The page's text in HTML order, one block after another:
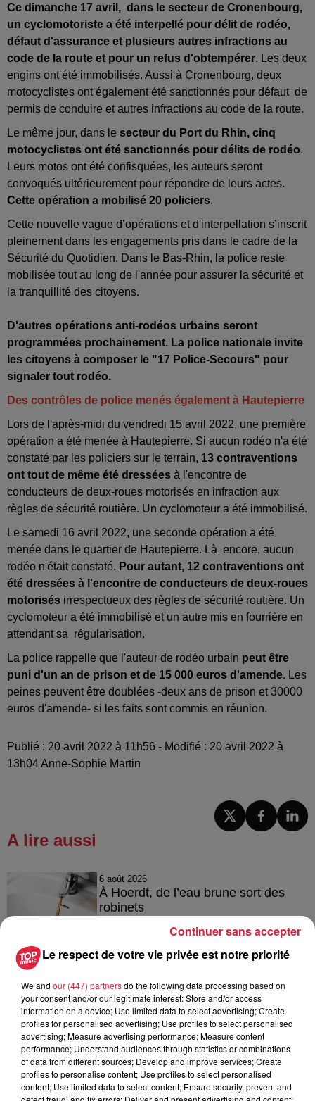
Ce dimanche 17 avril, dans le secteur de Cronenbourg,
un cyclomotoriste a été interpellé pour délit de rodéo,
défaut d'assurance et plusieurs autres infractions au
code de la route et pour un refus d'obtempérer. Les deux
engins ont été immobilisés. Aussi à Cronenbourg, deux
motocyclistes ont également été sanctionnés pour défaut de
permis de conduire et autres infractions au code de la route.
Le même jour, dans le secteur du Port du Rhin, cinq
motocyclistes ont été sanctionnés pour délits de rodéo.
Leurs motos ont été confisquées, les auteurs seront
convoqués ultérieurement pour répondre de leurs actes.
Cette opération a mobilisé 20 policiers.
Cette nouvelle vague d’opérations et d'interpellation s’inscrit
pleinement dans les engagements pris dans le cadre de la
Sécurité du Quotidien. Dans le Bas-Rhin, la police reste
mobilisée tout au long de l'année pour assurer la sécurité et
la tranquillité des citoyens.
D'autres opérations anti-rodéos urbains seront
programmées prochainement. La police nationale invite
les citoyens à composer le "17 Police-Secours" pour
signaler tout rodéo.
Des contrôles de police menés également à Hautepierre
Lors de l'après-midi du vendredi 15 avril 2022, une première
opération a été menée à Hautepierre. Si aucun rodéo n'a été
constaté par les policiers sur le terrain, 13 contraventions
ont tout de même été dressées à l'encontre de
conducteurs de deux-roues motorisés en infraction aux
règles de sécurité routière. Un cyclomoteur a été immobilisé.
Le samedi 16 avril 2022, une seconde opération a été
menée dans le quartier de Hautepierre. Là encore, aucun
rodéo n'était constaté. Pour autant, 12 contraventions ont
été dressées à l'encontre de conducteurs de deux-roues
motorisés irrespectueux des règles de sécurité routière. Un
cyclomoteur a été immobilisé et un autre mis en fourrière en
attendant sa régularisation.
La police rappelle que l'auteur de rodéo urbain peut être
puni d'un an de prison et de 15 000 euros d'amende. Les
peines peuvent être doublées -deux ans de prison et 30000
euros d'amende- si les faits sont commis en réunion.
Publié : 20 avril 2022 à 11h56 - Modifié : 20 avril 2022 à
13h04 Anne-Sophie Martin
A lire aussi
6 août 2026
À Hoerdt, de l’eau brune sort des
robinets
Tags antisémites à Strasbourg :
Catherine Trautmann réagit
6 août 2026
Au zoo de Mulhouse : rencontre
avec les flamants rouges
Le respect de votre vie privée est notre priorité
We and our (447) partnersdo the following data processing based on
your consent and/or our legitimate interest: Store and/or access
information on a device; Use limited data to select advertising; Create
profiles for personalised advertising; Use profiles to select personalised
advertising; Measure advertising performance; Measure content
performance; Understand audiences through statistics or combinations
of data from different sources; Develop and improve services; Create
profiles to personalise content; Use profiles to select personalised
content; Use limited data to select content; Ensure security, prevent and
Continuer sans accepter